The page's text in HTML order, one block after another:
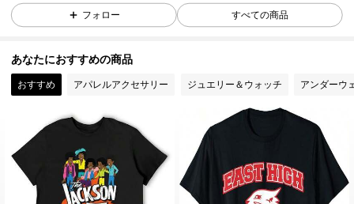
フォロー すべての商品
あなたにおすすめの商品
おすすめ アパレルアクセサリー ジュエリー＆ウォッチ アンダーウ